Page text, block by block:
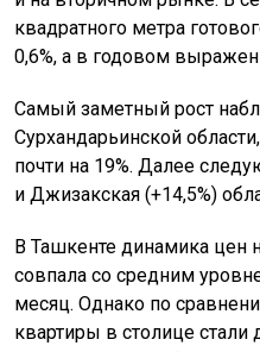
квадратного метра
0,6%, а в годовом
Самый заметный рост
Сурхандарьинской
почти на 19%. Далее
и Джизакская (+14,5%)
В Ташкенте динамика цен
совпала со средним
месяц. Однако по
квартиры в столице